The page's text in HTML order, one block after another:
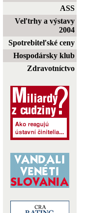
ASS
Veľtrhy a výstavy
2004
Spotrebiteľské ceny
Hospodársky klub
Zdravotníctvo